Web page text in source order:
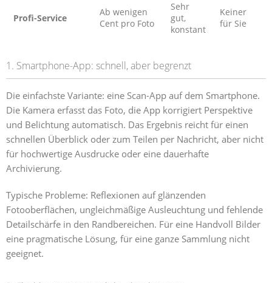
Profi-Service
Ab wenigen
Cent pro Foto
Sehr
gut,
konstant
Keiner
für Sie
1. Smartphone-App: schnell, aber begrenzt
Die einfachste Variante: eine Scan-App auf dem Smartphone.
Die Kamera erfasst das Foto, die App korrigiert Perspektive
und Belichtung automatisch. Das Ergebnis reicht für einen
schnellen Überblick oder zum Teilen per Nachricht, aber nicht
für hochwertige Ausdrucke oder eine dauerhafte
Archivierung.
Typische Probleme: Reflexionen auf glänzenden
Fotooberflächen, ungleichmäßige Ausleuchtung und fehlende
Detailschärfe in den Randbereichen. Für eine Handvoll Bilder
eine pragmatische Lösung, für eine ganze Sammlung nicht
geeignet.